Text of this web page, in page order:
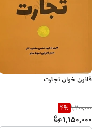
قانون خوان تجارت
1,200,000
4%
1,150,000